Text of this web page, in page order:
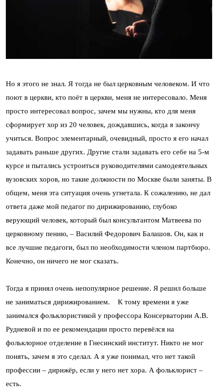
Но я этого не знал. Я тогда не был церковным человеком. И что
поют в церкви, кто поёт в церкви, меня не интересовало. Меня
просто интересовал вопрос, зачем мы нужны, кто для меня
сформирует хор из 20 человек, дождавшись, когда я закончу
учиться. Вопрос элементарный, очевидный, просто я его начал
задавать раньше других. Другие стали задавать его себе на 5-м
курсе и пытались устроиться руководителями самодеятельных
вузовских хоров, но такие должности по Москве были заняты. В
общем, меня эта ситуация очень угнетала. К сожалению, не дал
ответа даже мой педагог по дирижированию, глубоко
верующий человек, который был консультантом Матвеева по
церковному пению, – Василий Федорович Балашов. Он, как и
все лучшие педагоги, был по необходимости членом партбюро.
Конечно, он ничего не мог сказать.
Тогда я принял очень непопулярное решение. Я решил больше
не заниматься дирижированием. К тому времени я уже
занимался фольклористикой у профессора Консерватории А.В.
Рудневой и по ее рекомендации просто перевёлся на
фольклорное отделение в Гнесинский институт. Никто не мог
понять, зачем я это сделал. А я уже понимал, что нет такой
профессии – дирижёр, если у него нет хора. А фольклорист –
есть.